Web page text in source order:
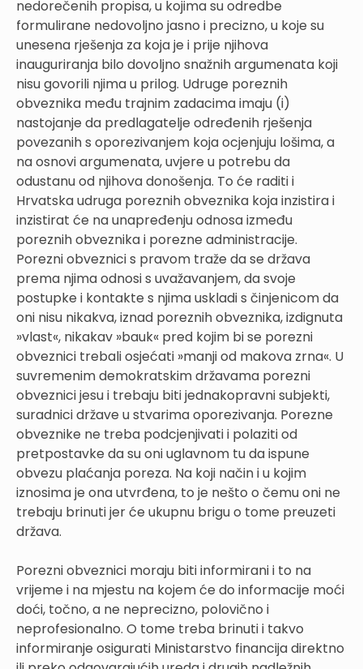
nedorečenih propisa, u kojima su odredbe
formulirane nedovoljno jasno i precizno, u koje su
unesena rješenja za koja je i prije njihova
inauguriranja bilo dovoljno snažnih argumenata koji
nisu govorili njima u prilog. Udruge poreznih
obveznika među trajnim zadacima imaju (i)
nastojanje da predlagatelje određenih rješenja
povezanih s oporezivanjem koja ocjenjuju lošima, a
na osnovi argumenata, uvjere u potrebu da
odustanu od njihova donošenja. To će raditi i
Hrvatska udruga poreznih obveznika koja inzistira i
inzistirat će na unapređenju odnosa između
poreznih obveznika i porezne administracije.
Porezni obveznici s pravom traže da se država
prema njima odnosi s uvažavanjem, da svoje
postupke i kontakte s njima uskladi s činjenicom da
oni nisu nikakva, iznad poreznih obveznika, izdignuta
»vlast«, nikakav »bauk« pred kojim bi se porezni
obveznici trebali osjećati »manji od makova zrna«. U
suvremenim demokratskim državama porezni
obveznici jesu i trebaju biti jednakopravni subjekti,
suradnici države u stvarima oporezivanja. Porezne
obveznike ne treba podcjenjivati i polaziti od
pretpostavke da su oni uglavnom tu da ispune
obvezu plaćanja poreza. Na koji način i u kojim
iznosima je ona utvrđena, to je nešto o čemu oni ne
trebaju brinuti jer će ukupnu brigu o tome preuzeti
država.
Porezni obveznici moraju biti informirani i to na
vrijeme i na mjestu na kojem će do informacije moći
doći, točno, a ne neprecizno, polovično i
neprofesionalno. O tome treba brinuti i takvo
informiranje osigurati Ministarstvo financija direktno